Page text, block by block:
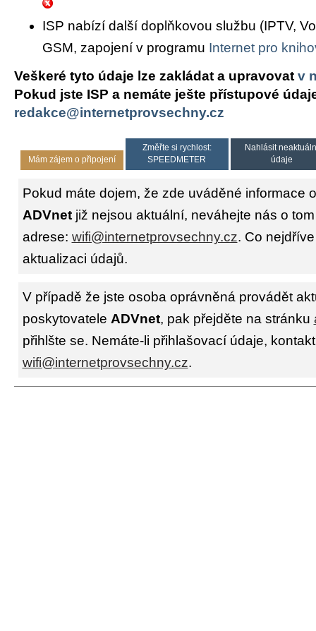
ISP nabízí další doplňkovou službu (IPTV,
GSM, zapojení v programu Internet pro
Veškeré tyto údaje lze zakládat a upravovat v
Pokud jste ISP a nemáte ješte přístupové
redakce@internetprovsechny.cz
Mám zájem o připojení
Změřte si rychlost:
SPEEDMETER
Nahlásit
údaje
Pokud máte dojem, že zde uváděné informace
ADVnetjiž nejsou aktuální, neváhejte nás o
adrese: wifi@internetprovsechny.cz. Co
aktualizaci údajů.
V případě že jste osoba oprávněná provádět
poskytovatele ADVnet, pak přejděte na stránku
přihlšte se. Nemáte-li přihlašovací údaje,
wifi@internetprovsechny.cz.